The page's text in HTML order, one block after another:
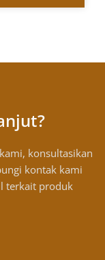
konsultasikan
kontak kami
terkait produk